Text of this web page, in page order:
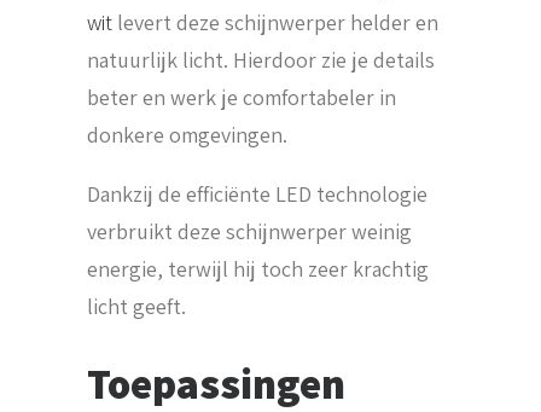
wit levert deze schijnwerper helder en
natuurlijk licht. Hierdoor zie je details
beter en werk je comfortabeler in
donkere omgevingen.
Dankzij de efficiënte LED technologie
verbruikt deze schijnwerper weinig
energie, terwijl hij toch zeer krachtig
licht geeft.
Toepassingen